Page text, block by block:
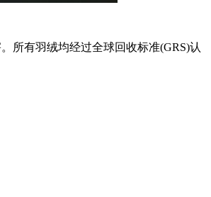
所有羽绒均经过全球回收标准(GRS)认